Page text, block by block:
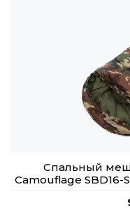
Спальный
Camouflage SBD16-